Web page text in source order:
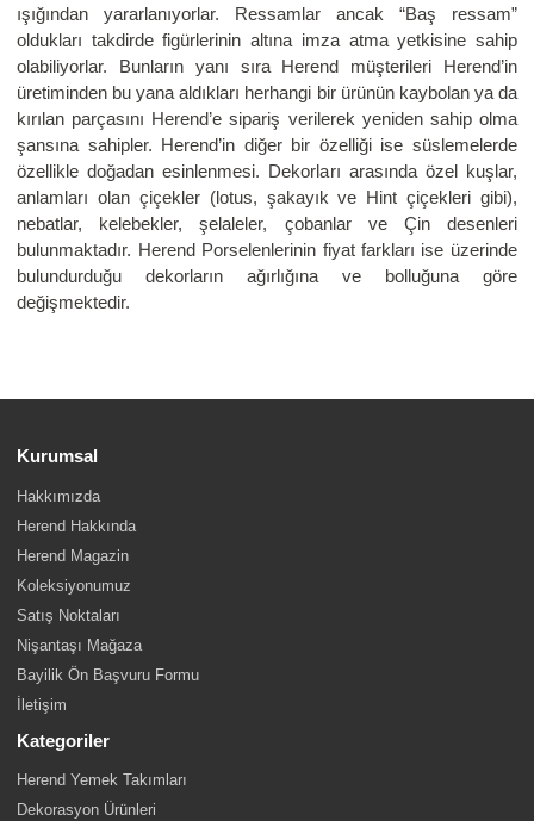
ışığından yararlanıyorlar. Ressamlar ancak “Baş ressam”
oldukları takdirde figürlerinin altına imza atma yetkisine sahip
olabiliyorlar. Bunların yanı sıra Herend müşterileri Herend’in
üretiminden bu yana aldıkları herhangi bir ürünün kaybolan ya da
kırılan parçasını Herend’e sipariş verilerek yeniden sahip olma
şansına sahipler. Herend’in diğer bir özelliği ise süslemelerde
özellikle doğadan esinlenmesi. Dekorları arasında özel kuşlar,
anlamları olan çiçekler (lotus, şakayık ve Hint çiçekleri gibi),
nebatlar, kelebekler, şelaleler, çobanlar ve Çin desenleri
bulunmaktadır. Herend Porselenlerinin fiyat farkları ise üzerinde
bulundurduğu dekorların ağırlığına ve bolluğuna göre
değişmektedir.
Kurumsal
Hakkımızda
Herend Hakkında
Herend Magazin
Koleksiyonumuz
Satış Noktaları
Nişantaşı Mağaza
Bayilik Ön Başvuru Formu
İletişim
Kategoriler
Herend Yemek Takımları
Dekorasyon Ürünleri